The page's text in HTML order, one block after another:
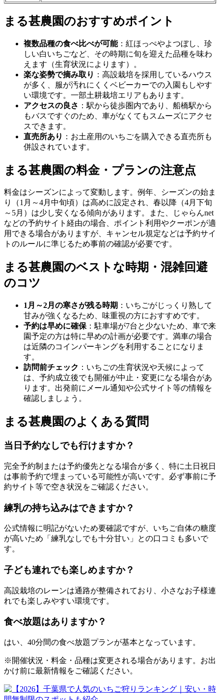
まる甚農園のおすすめポイント
複数品種の食べ比べが可能：紅ほっぺやよつぼし、珍
しい白いちごなど、その時期に旬を迎えた品種を味わ
えます（生育状況によります）。
楽な姿勢で摘み取り ：高設栽培を採用しているハウス
が多く、服が汚れにくくベビーカーでの入園もしやす
い環境です。一部土耕栽培エリアもあります。
アクセスの良さ ：駅から徒歩圏内であり、船橋駅から
もバスですぐのため、車がなくてもスムーズにアクセ
スできます。
直売所あり ：お土産用のいちごを購入できる直売所も
併設されています。
まる甚農園の料金・プランの注意点
料金はシーズンによって変動します。例年、シーズンの始ま
り（1月～4月中旬頃）は高めに設定され、春以降（4月下旬
～5月）は少し安くなる傾向があります。また、じゃらんnet
などの予約サイト経由の場合、ポイント利用やクーポンが適
用できる場合がありますが、キャンセル規定などは予約サイ
トのルールに準じるため事前の確認が必要です。
まる甚農園のベストな時期・混雑回避
のコツ
1月～2月の寒さが残る時期 ：いちごがじっくり熟して
甘みが強くなるため、味重視の方におすすめです。
予約は早めに確保 ：駐車場が7台と少ないため、車で来
園予定の方は特に早めの計画が必要です。満車の場合
は近隣のコインパーキングを利用することになりま
す。
訪問前チェック ：いちごの生育状況や天候によって
は、予約成立後でも開催が中止・変更になる場合があ
ります。出発前にメール通知や公式サイト等の情報を
確認しましょう。
まる甚農園のよくある質問
当日予約なしでも行けますか？
完全予約制または予約優先となる場合が多く、特に土日祝日
は事前予約で埋まっている可能性が高いです。必ず事前に予
約サイト等で空き状況をご確認ください。
練乳の持ち込みはできますか？
公式情報に明記がないため要確認ですが、いちご自体の糖度
が高いため「練乳なしでも十分甘い」との口コミも多いで
す。
子ども連れでも楽しめますか？
高設栽培のレーンは通路が整備されており、小さなお子様連
れでも楽しみやすい環境です。
食べ放題はありますか？
はい、40分間の食べ放題プランが基本となっています。
※開催状況・料金・品種は変更される場合があります。お出
かけ前に最新情報をご確認ください。